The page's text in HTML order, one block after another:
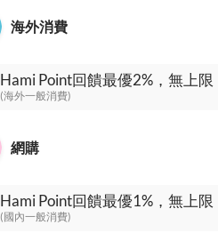
海外消費
Hami Point回饋最優2%，無上限
(海外一般消費)
網購
Hami Point回饋最優1%，無上限
(國內一般消費)